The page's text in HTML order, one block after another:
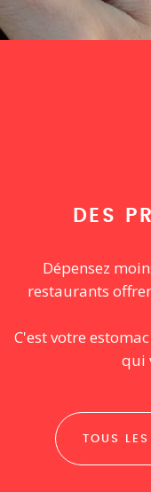
DES
Dépensez
restaurants
C'est votre
qui
TOUS